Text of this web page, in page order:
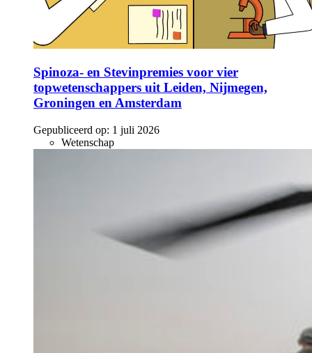
Spinoza- en Stevinpremies voor vier
topwetenschappers uit Leiden, Nijmegen,
Groningen en Amsterdam
Gepubliceerd op: 1 juli 2026
Wetenschap